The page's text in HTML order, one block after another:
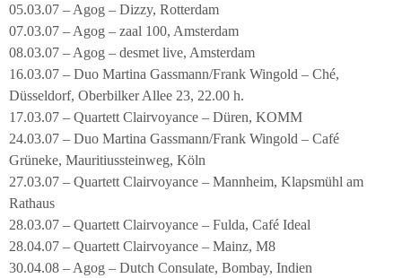
05.03.07 – Agog – Dizzy, Rotterdam
07.03.07 – Agog – zaal 100, Amsterdam
08.03.07 – Agog – desmet live, Amsterdam
16.03.07 – Duo Martina Gassmann/Frank Wingold – Ché,
Düsseldorf, Oberbilker Allee 23, 22.00 h.
17.03.07 – Quartett Clairvoyance – Düren, KOMM
24.03.07 – Duo Martina Gassmann/Frank Wingold – Café
Grüneke, Mauritiussteinweg, Köln
27.03.07 – Quartett Clairvoyance – Mannheim, Klapsmühl am
Rathaus
28.03.07 – Quartett Clairvoyance – Fulda, Café Ideal
28.04.07 – Quartett Clairvoyance – Mainz, M8
30.04.08 – Agog – Dutch Consulate, Bombay, Indien